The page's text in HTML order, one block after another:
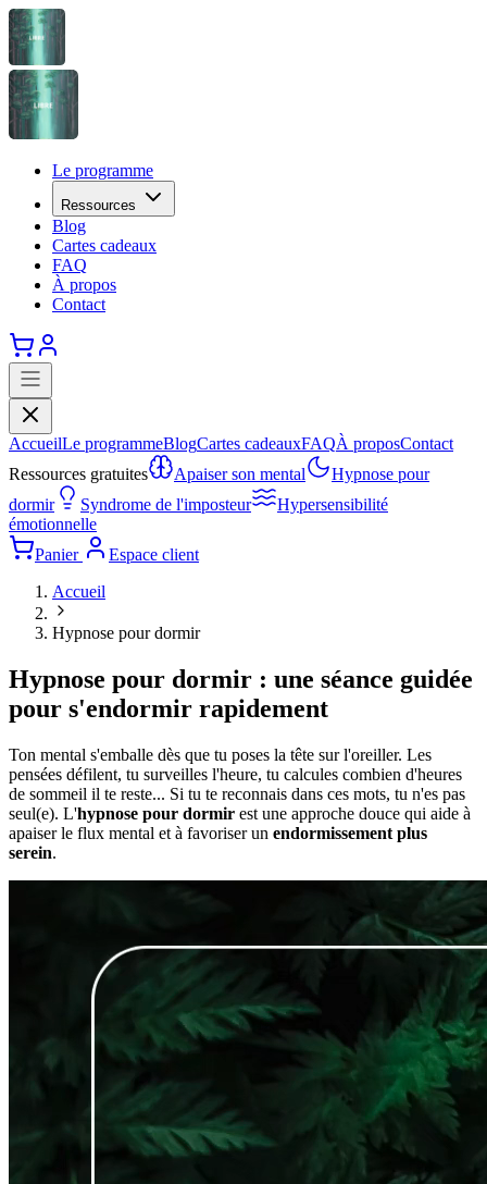
Le programme
Ressources
Blog
Cartes cadeaux
FAQ
À propos
Contact
AccueilLe programmeBlogCartes cadeauxFAQÀ proposContact
Ressources gratuites
Apaiser son mental
Hypnose pour
dormir
Syndrome de l'imposteur
Hypersensibilité
émotionnelle
Panier
Espace client
Accueil
Hypnose pour dormir
Hypnose pour dormir : une séance guidée
pour s'endormir rapidement
Ton mental s'emballe dès que tu poses la tête sur l'oreiller. Les
pensées défilent, tu surveilles l'heure, tu calcules combien d'heures
de sommeil il te reste... Si tu te reconnais dans ces mots, tu n'es pas
seul(e). L'hypnose pour dormir est une approche douce qui aide à
apaiser le flux mental et à favoriser un endormissement plus
serein.